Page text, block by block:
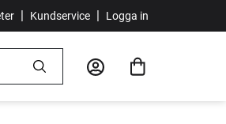
| Kundservice | Logga in